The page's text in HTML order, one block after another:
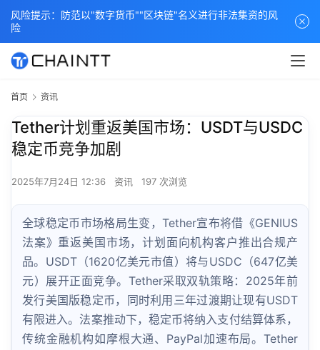
首页 资讯
Tether计划重返美国市场：USDT与USDC
稳定币竞争加剧
2025年7月24日 12:36 资讯 197 次浏览
全球稳定币市场格局生变，Tether宣布将借《GENIUS
法案》重返美国市场，计划面向机构客户推出合规产
品。USDT（1620亿美元市值）将与USDC（647亿美
元）展开正面竞争。Tether采取双轨策略：2025年前
发行美国版稳定币，同时利用三年过渡期让现有USDT
有限进入。法案推动下，稳定币将纳入支付结算体系，
传统金融机构如摩根大通、PayPal加速布局。Tether
风险提示：防范以"数字货币""区块链"名义进行非法集资的风
险